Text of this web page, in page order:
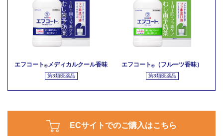
エフコート ® メディカルクール香味
第3類医薬品
エフコート ® （フルーツ香味）
第3類医薬品
ECサイトでのご購入はこちら